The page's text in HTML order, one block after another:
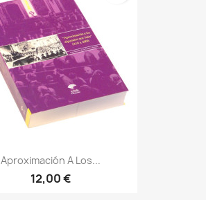
Aproximación A Los...
12,00 €